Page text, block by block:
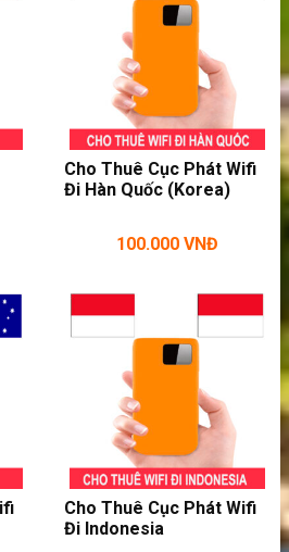
Trung Quốc Và Đài Loan
4G siêu tốc
sạc đầy có thể dùng đến
wifi. Bạn có thể thoải
thăm thú các địa điểm du
Đài Loan theo tour.
Cho Thuê Cục Phát Wifi
Đi Hàn Quốc (Korea)
100.000 VNĐ
Cho Thuê Cục Phát Wifi
Đi Indonesia